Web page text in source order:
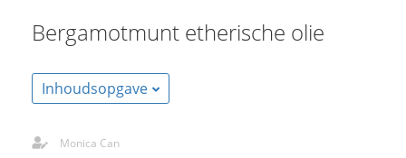
Bergamotmunt etherische olie
Inhoudsopgave
Monica Can